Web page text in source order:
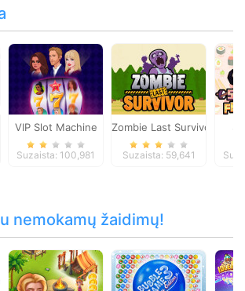
VIP Slot Machine
Suzaista: 100,981
Zombie Last Survivor
Suzaista: 59,641
nemokamų žaidimų!